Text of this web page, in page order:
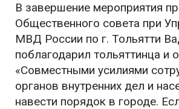
В завершение мероприятия
Общественного совета при
МВД России по г. Тольятти
поблагодарил тольяттинца и
«Совместными усилиями
органов внутренних дел и
навести порядок в городе.